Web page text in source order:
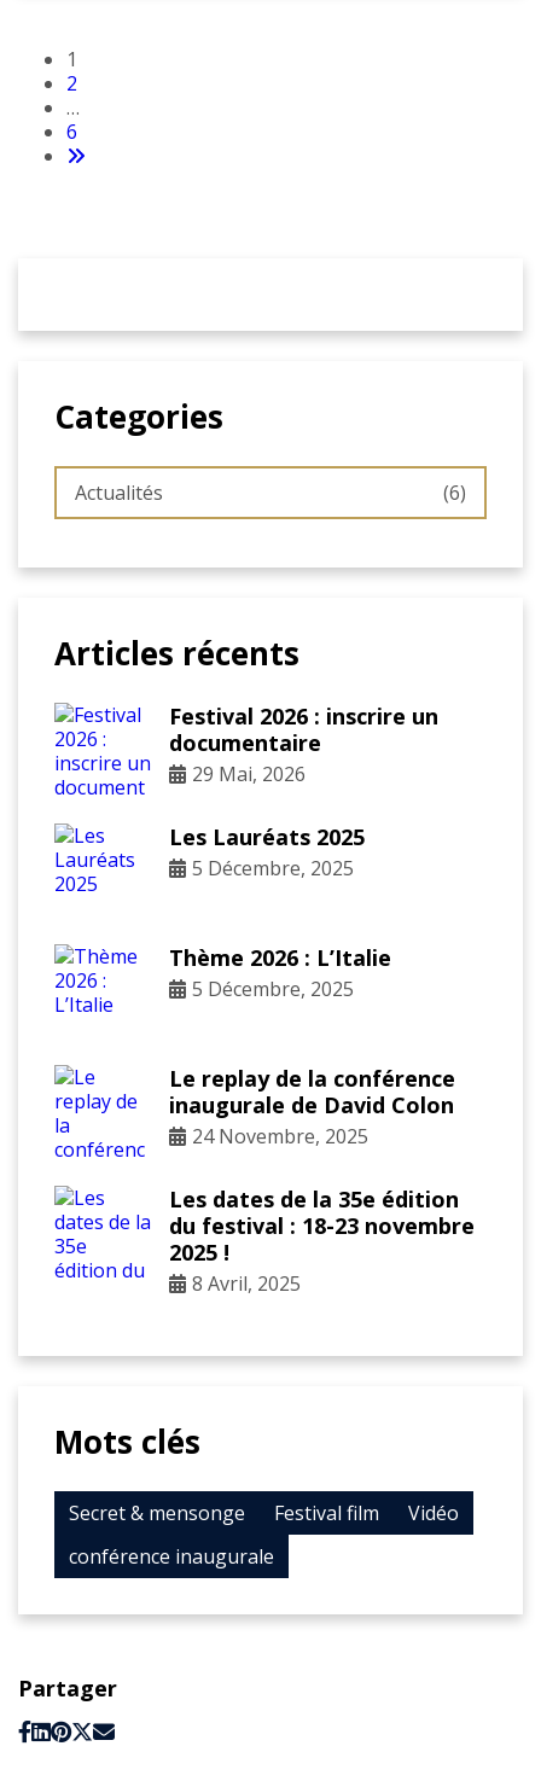
1
2
…
6
Categories
Actualités (6)
Articles récents
Festival 2026 : inscrire un
documentaire
29 Mai, 2026
Les Lauréats 2025
5 Décembre, 2025
Thème 2026 : L’Italie
5 Décembre, 2025
Le replay de la conférence
inaugurale de David Colon
24 Novembre, 2025
Les dates de la 35e édition
du festival : 18-23 novembre
2025 !
8 Avril, 2025
Mots clés
Secret & mensonge Festival film
Vidéo
conférence inaugurale
Partager